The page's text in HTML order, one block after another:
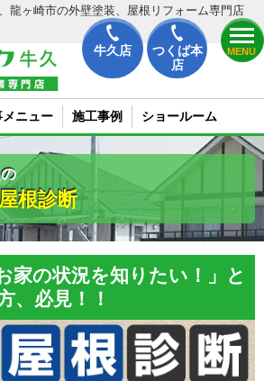
牛久店
つくば本
店
MENU
龍ヶ崎市の外壁塗装、屋根リフォーム専門店
ニュー 施工事例 ショールーム
根診断
家の状況を知りたい！」と
、必見！！